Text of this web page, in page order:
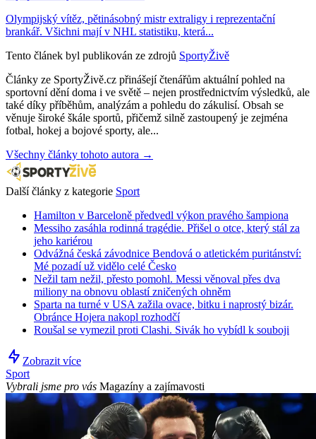
Olympijský vítěz, pětinásobný mistr extraligy i reprezentační
brankář. Všichni mají v NHL statistiku, která...
Tento článek byl publikován ze zdrojů SportyŽivě
Články ze SportyŽivě.cz přinášejí čtenářům aktuální pohled na
sportovní dění doma i ve světě – nejen prostřednictvím výsledků, ale
také díky příběhům, analýzám a pohledu do zákulisí. Obsah se
věnuje široké škále sportů, přičemž silně zastoupený je zejména
fotbal, hokej a bojové sporty, ale...
Všechny články tohoto autora →
Další články z kategorie Sport
Hamilton v Barceloně předvedl výkon pravého šampiona
Messiho zasáhla rodinná tragédie. Přišel o otce, který stál za
jeho kariérou
Odvážná česká závodnice Bendová o atletickém puritánství:
Mé pozadí už vidělo celé Česko
Nežil tam nežil, přesto pomohl. Messi věnoval přes dva
miliony na obnovu oblastí zničených ohněm
Sparta na turné v USA zažila ovace, bitku i naprostý bizár.
Obránce Hojera nakopl rozhodčí
Roušal se vymezil proti Clashi. Sivák ho vybídl k souboji
Zobrazit více
Sport
Vybrali jsme pro vás Magazíny a zajímavosti